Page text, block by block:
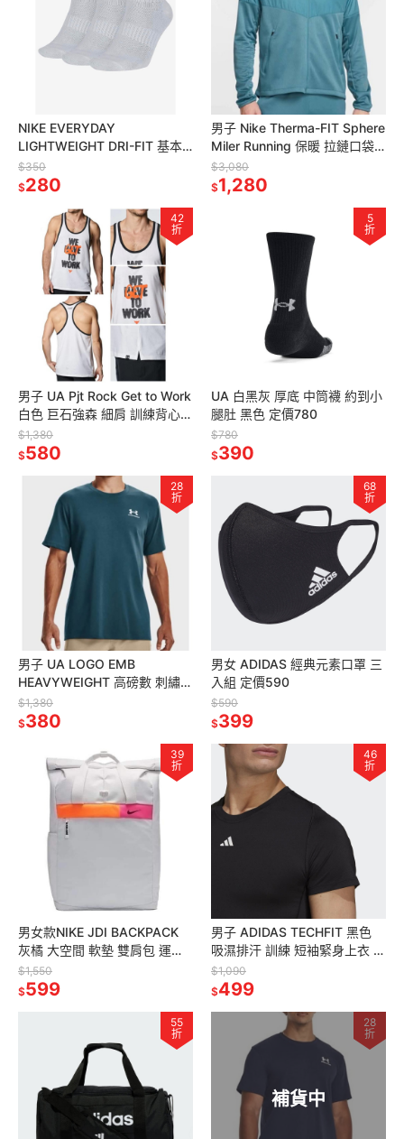
NIKE EVERYDAY
LIGHTWEIGHT DRI-FIT 基本
款 薄底 短襪
$350
$280
男子 Nike Therma-FIT Sphere
Miler Running 保暖 拉鏈口袋
反光 連帽外套
$3,080
$1,280
42
折
男子 UA Pjt Rock Get to Work
白色 巨石強森 細肩 訓練背心
美版偏大 定價1380
$1,380
$580
5
折
UA 白黑灰 厚底 中筒襪 約到小
腿肚 黑色 定價780
$780
$390
28
折
男子 UA LOGO EMB
HEAVYWEIGHT 高磅數 刺繡
LOGO 短袖上衣 藏青
$1,380
$380
68
折
男女 ADIDAS 經典元素口罩 三
入組 定價590
$590
$399
39
折
男女款NIKE JDI BACKPACK
灰橘 大空間 軟墊 雙肩包 運動
包 後背包
$1,550
$599
46
折
男子 ADIDAS TECHFIT 黑色
吸濕排汗 訓練 短袖緊身上衣 定
價1090
$1,090
$499
55
折
補貨中
28
折